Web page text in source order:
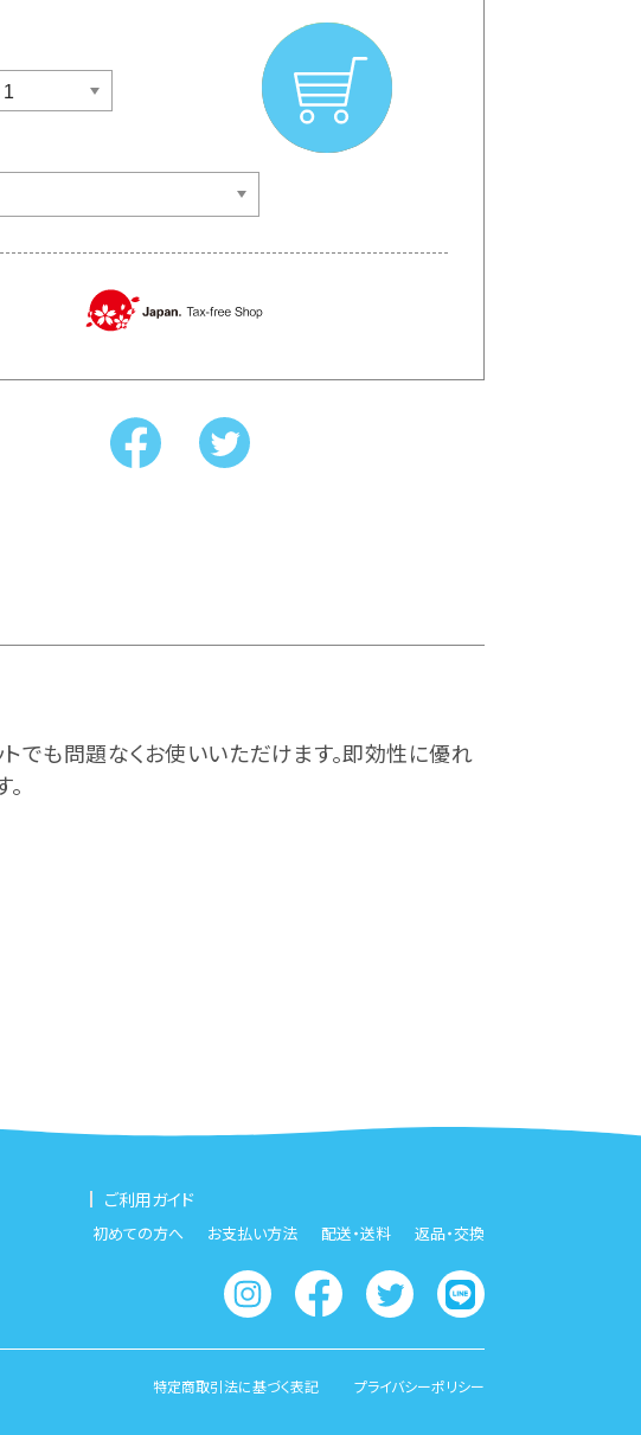
でも問題なくお使いいただけます。即効性に優れ
ご利用ガイド
初めての方へ お支払い方法 配送・送料 返品・交換
特定商取引法に基づく表記 プライバシーポリシー